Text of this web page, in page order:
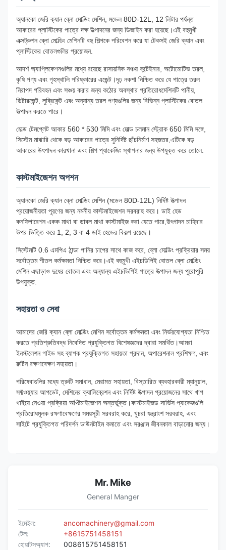
অ্যানকো জেরি ক্যান ব্লো মোল্ডিং মেশিন, মডেল 80D-12L, 12 লিটার পর্যন্ত
আকারের প্লাস্টিকের পাত্রে দক্ষ উত্পাদনের জন্য ডিজাইন করা হয়েছে।এই বহুমুখী
এক্সট্রুশন ব্লো মোল্ডিং মেশিনটি বহু শিল্পকে পরিবেশন করে যা টেকসই জেরি ক্যান এবং
প্লাস্টিকের বোতলগুলির প্রয়োজন.
আদর্শ অ্যাপ্লিকেশনগুলির মধ্যে রয়েছে রাসায়নিক সঞ্চয় কন্টেইনার, অটোমোটিভ তরল,
কৃষি পণ্য এবং গৃহস্থালি পরিষ্কারের এজেন্ট।দৃঢ় নকশা নিশ্চিত করে যে পাত্রে তরল
নিরাপদ পরিবহন এবং সঞ্চয় করার জন্য কঠোর অবস্থার প্রতিরোধমেশিনটি পানীয়,
ডিটারজেন্ট, লুব্রিকেন্ট এবং অন্যান্য তরল পণ্যগুলির জন্য বিভিন্ন প্লাস্টিকের বোতল
উত্পাদন করতে পারে।
মোল্ড টেমপ্লেট আকার 560 * 530 মিমি এবং মোল্ড চলমান স্ট্রোক 650 মিমি সঙ্গে,
সিস্টেম মাঝারি থেকে বড় আকারের পাত্রে সুনির্দিষ্ট ছাঁচনির্মাণ সহজতর,এটিকে বড়
আকারের উৎপাদন কারখানা এবং শিল্প প্যাকেজিং স্থাপনার জন্য উপযুক্ত করে তোলে.
কাস্টমাইজেশন অপশন
অ্যানকো জেরি ক্যান ব্লো মোল্ডিং মেশিন (মডেল 80D-12L) নির্দিষ্ট উত্পাদন
প্রয়োজনীয়তা পূরণের জন্য নমনীয় কাস্টমাইজেশন সরবরাহ করে। ডাই হেড
কনফিগারেশন একক মাথা বা ডাবল মাথা কাস্টমাইজ করা যেতে পারে,উৎপাদন চাহিদার
উপর ভিত্তি করে 1, 2, 3 বা 4 ডাই হেডের বিকল্প রয়েছে।
সিস্টেমটি 0.6 এমপিএ ঠান্ডা পানির চাপের সাথে কাজ করে, ব্লো মোল্ডিং প্রক্রিয়ার সময়
সর্বোত্তম শীতল কর্মক্ষমতা নিশ্চিত করে।এই বহুমুখী এইচডিপিই বোতল ব্লো মোল্ডিং
মেশিন এছাড়াও দুধের বোতল এবং অন্যান্য এইচডিপিই পাত্রে উত্পাদন জন্য পুরোপুরি
উপযুক্ত.
সহায়তা ও সেবা
আমাদের জেরি ক্যান ব্লো মোল্ডিং মেশিন সর্বোত্তম কর্মক্ষমতা এবং নির্ভরযোগ্যতা নিশ্চিত
করতে প্রতিশ্রুতিবদ্ধ নিবেদিত প্রযুক্তিগত বিশেষজ্ঞদের দ্বারা সমর্থিত।আমরা
ইনস্টলেশন গাইড সহ ব্যাপক প্রযুক্তিগত সহায়তা প্রদান, অপারেশনাল প্রশিক্ষণ, এবং
রুটিন রক্ষণাবেক্ষণ সহায়তা।
পরিষেবাগুলির মধ্যে ত্রুটি সমাধান, মেরামত সহায়তা, বিস্তারিত ব্যবহারকারী ম্যানুয়াল,
সফ্টওয়্যার আপডেট, মেশিনের ক্যালিব্রেশন এবং নির্দিষ্ট উত্পাদন প্রয়োজনের সাথে খাপ
খাইয়ে নেওয়া প্রক্রিয়া অপ্টিমাইজেশন অন্তর্ভুক্ত।কাস্টমাইজড সার্ভিস প্যাকেজগুলি
প্রতিরোধমূলক রক্ষণাবেক্ষণের সময়সূচী সরবরাহ করে, খুচরা যন্ত্রাংশ সরবরাহ, এবং
সাইটে প্রযুক্তিগত পরিদর্শন ডাউনটাইম কমাতে এবং সরঞ্জাম জীবনকাল বাড়ানোর জন্য।
Mr. Mike
General Manger
ইমেইল:
ancomachinery@gmail.com
টেল:
+8615751458151
হোয়াটসঅ্যাপ:
008615751458151